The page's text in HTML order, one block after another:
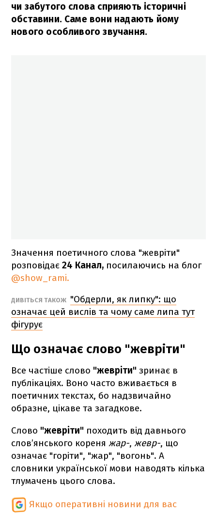
чи забутого слова сприяють історичні
обставини. Саме вони надають йому
нового особливого звучання.
Значення поетичного слова "жевріти"
розповідає 24 Канал, посилаючись на блог
@show_rami.
ДИВІТЬСЯ ТАКОЖ "Обдерли, як липку": що
означає цей вислів та чому саме липа тут
фігурує
Що означає слово "жевріти"
Все частіше слово "жевріти" зринає в
публікаціях. Воно часто вживається в
поетичних текстах, бо надзвичайно
образне, цікаве та загадкове.
Слово "жевріти" походить від давнього
слов’янського кореня жар-, жевр-, що
означає "горіти", "жар", "вогонь". А
словники української мови наводять кілька
тлумачень цього слова.
Якщо оперативні новини для вас